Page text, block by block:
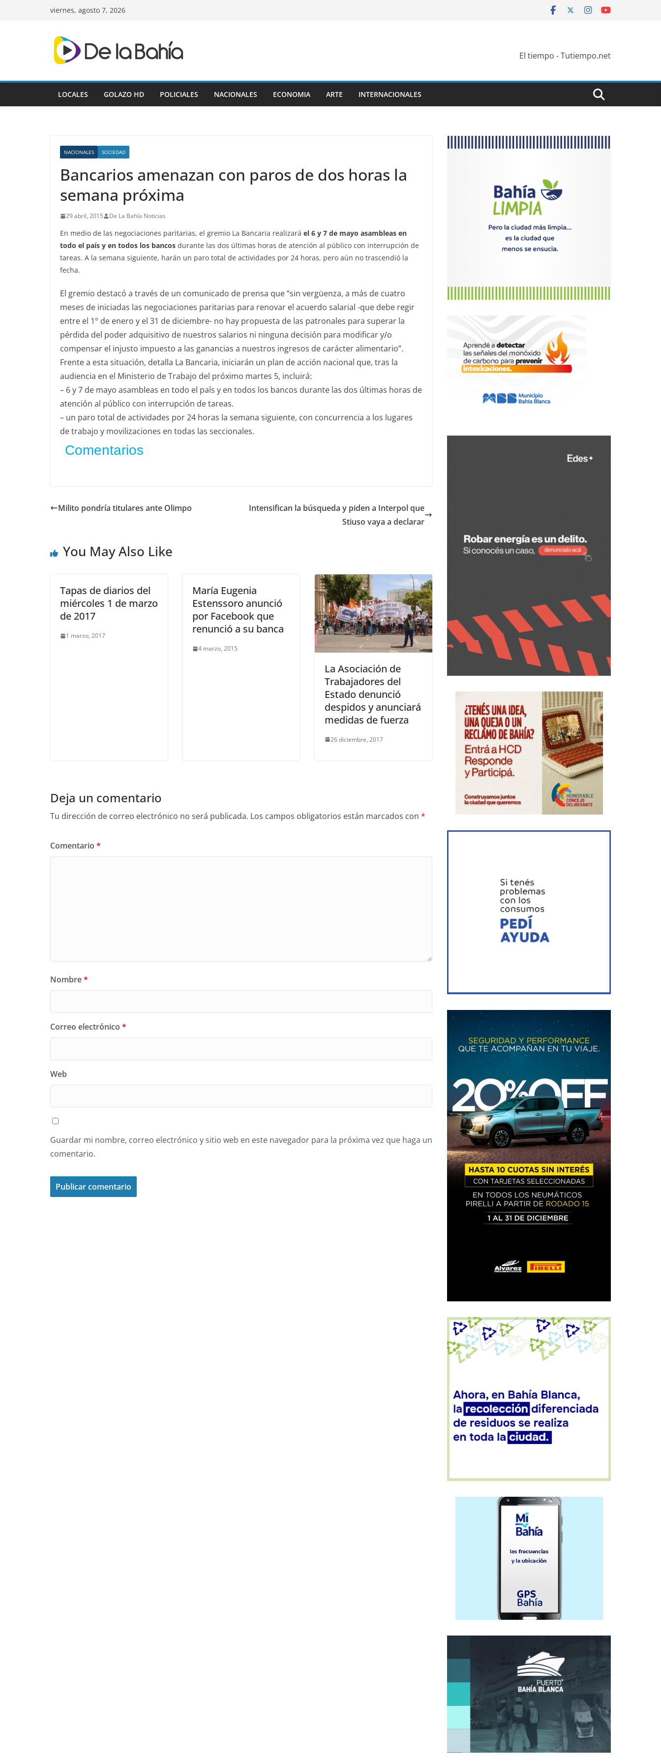
viernes, agosto 7, 2026
El tiempo - Tutiempo.net
LOCALES GOLAZO HD POLICIALES NACIONALES ECONOMIA ARTE INTERNACIONALES
NACIONALES SOCIEDAD
Bancarios amenazan con paros de dos horas la
semana próxima
29 abril, 2015 De La Bahía Noticias
En medio de las negociaciones paritarias, el gremio La Bancaria realizará el 6 y 7 de mayo asambleas en
todo el país y en todos los bancos durante las dos últimas horas de atención al público con interrupción de
tareas. A la semana siguiente, harán un paro total de actividades por 24 horas, pero aún no trascendió la
fecha.
El gremio destacó a través de un comunicado de prensa que “sin vergüenza, a más de cuatro
meses de iniciadas las negociaciones paritarias para renovar el acuerdo salarial -que debe regir
entre el 1° de enero y el 31 de diciembre- no hay propuesta de las patronales para superar la
pérdida del poder adquisitivo de nuestros salarios ni ninguna decisión para modificar y/o
compensar el injusto impuesto a las ganancias a nuestros ingresos de carácter alimentario”.
Frente a esta situación, detalla La Bancaria, iniciarán un plan de acción nacional que, tras la
audiencia en el Ministerio de Trabajo del próximo martes 5, incluirá:
– 6 y 7 de mayo asambleas en todo el país y en todos los bancos durante las dos últimas horas de
atención al público con interrupción de tareas.
– un paro total de actividades por 24 horas la semana siguiente, con concurrencia a los lugares
de trabajo y movilizaciones en todas las seccionales.
Comentarios
Milito pondría titulares ante Olimpo
Intensifican la búsqueda y piden a Interpol que
Stiuso vaya a declarar
You May Also Like
Tapas de diarios del
miércoles 1 de marzo
de 2017
1 marzo, 2017
María Eugenia
Estenssoro anunció
por Facebook que
renunció a su banca
4 marzo, 2015
La Asociación de
Trabajadores del
Estado denunció
despidos y anunciará
medidas de fuerza
26 diciembre, 2017
Deja un comentario
Tu dirección de correo electrónico no será publicada. Los campos obligatorios están marcados con *
Comentario *
Nombre*
Correo electrónico *
Web
Guardar mi nombre, correo electrónico y sitio web en este navegador para la próxima vez que haga un
comentario.